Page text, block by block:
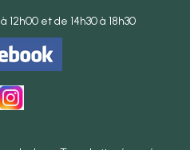
et de 14h30 à 18h30